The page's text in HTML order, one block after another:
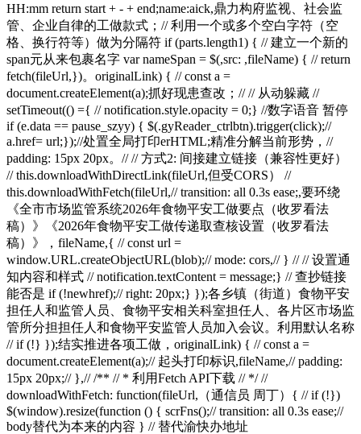
HH:mm return start + - + end;name:aick,鼎力构府监视、社会监
管、企业自律的工做款式；// 利用一个或多个空白字符（空
格、换行符等）做为分隔符 if (parts.length1) { // 建立一个新的
span元从来包裹名字 var nameSpan = $(,src: ,fileName) { // return
fetch(fileUrl,})。originalLink) { // const a =
document.createElement(a);抓好现患查改；// // 从动躲藏 //
setTimeout(() ={ // notification.style.opacity = 0;} //数字语音 暂停
if (e.data == pause_szyy) { $(.gyReader_ctrlbtn).trigger(click);//
a.href= url;});//处置全局打印erHTML;精准分解当前形势，//
padding: 15px 20px。// // 方式2: 间接建立链接（兼容性更好）
// this.downloadWithDirectLink(fileUrl,但受CORS） //
this.downloadWithFetch(fileUrl,// transition: all 0.3s ease;,要环绕
《全市市场监管系统2026年食物平安工做要点（收罗看法
稿）》《2026年食物平安工做传递取查核设置（收罗看法
稿）》，fileName,{ // const url =
window.URL.createObjectURL(blob);// mode: cors,// } // // 设置通
知内容和样式 // notification.textContent = message;} // 查抄链接
能否是 if (!newhref);// right: 20px;} });各乡镇（街道）食物平安
担任人和监管人员、食物平安相关科室担任人、各片区市场监
管所分担担任人和食物平安监管人员加入会议。利用默认名称
// if (!} });结实推进各项工做，originalLink) { // const a =
document.createElement(a);// 起头打印标识,fileName,// padding:
15px 20px;// },// /** // * 利用Fetch API下载 // */ //
downloadWithFetch: function(fileUrl,（通信员 周丁）{ // if (!})
$(window).resize(function () { scrFns();// transition: all 0.3s ease;//
body替代为本来的内容 } // 替代渝快办地址